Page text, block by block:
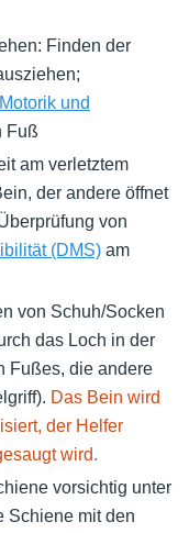
Finden der
und
Fuß
am verletztem
der andere öffnet
von
(DMS) am
von Schuh/Socken
das Loch in der
Fußes, die andere
Das Bein wird
der Helfer
wird.
vorsichtig unter
Schiene mit den